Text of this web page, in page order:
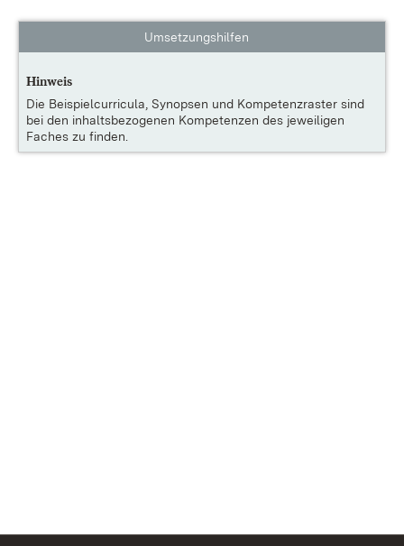
Umsetzungshilfen
Hinweis
Die Beispielcurricula, Synopsen und Kompetenzraster sind
bei den inhaltsbezogenen Kompetenzen des jeweiligen
Faches zu finden.